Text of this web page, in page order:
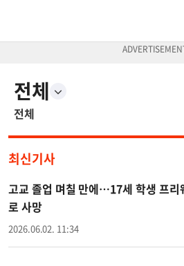
전체
전체
최신기사
고교 졸업 며칠 만에…17세 학생 프리
로 사망
2026.06.02. 11:34